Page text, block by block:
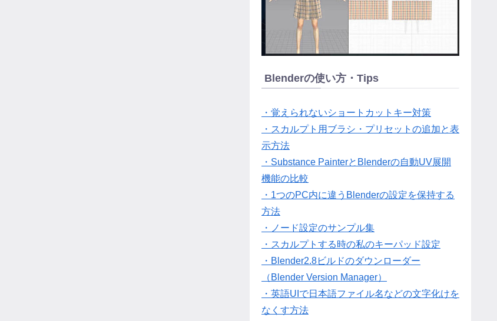
Blenderの使い方・Tips
・覚えられないショートカットキー対策
・スカルプト用ブラシ・プリセットの追加と表
示方法
・Substance PainterとBlenderの自動UV展開
機能の比較
・1つのPC内に違うBlenderの設定を保持する
方法
・ノード設定のサンプル集
・スカルプトする時の私のキーパッド設定
・Blender2.8ビルドのダウンローダー
（Blender Version Manager）
・英語UIで日本語ファイル名などの文字化けを
なくす方法